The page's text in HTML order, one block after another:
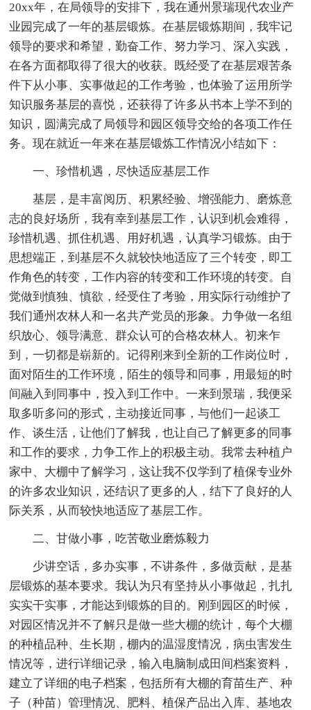
20xx年，在局领导的安排下，我在通州景瑞现代农业产
业园完成了一年的基层锻炼。在基层锻炼期间，我牢记
领导的要求和希望，勤奋工作、努力学习、深入实践，
在各方面都取得了很大的收获。既经受了在基层艰苦条
件下从小事、实事做起的工作考验，也体验了运用所学
知识服务基层的喜悦，还获得了许多从书本上学不到的
知识，圆满完成了局领导和园区领导交给的各项工作任
务。现在就近一年来在基层锻炼工作情况小结如下：
一、珍惜机遇，尽快适应基层工作
基层，是丰富阅历、积累经验、增强能力、磨炼意
志的良好场所，我有幸到基层工作，认识到机会难得，
珍惜机遇、抓住机遇、用好机遇，认真学习锻炼。由于
思想端正，到基层不久就较快地适应了三个转变，即工
作角色的转变，工作内容的转变和工作环境的转变。自
觉做到慎独、慎欲，经受住了考验，用实际行动维护了
我们通州农林人和一名共产党员的形象。力争做一名组
织放心、领导满意、群众认可的合格农林人。初来乍
到，一切都是崭新的。记得刚来到全新的工作岗位时，
面对陌生的工作环境，陌生的领导和同事，用最短的时
间融入到同事中，投入到工作中。一来到景瑞，我便采
取多听多问的形式，主动接近同事，与他们一起谈工
作、谈生活，让他们了解我，也让自己了解更多的同事
和工作的要求，力争工作上的积极主动。我常去种植户
家中、大棚中了解学习，这让我不仅学到了植保专业外
的许多农业知识，还结识了更多的人，结下了良好的人
际关系，从而较快地适应了基层工作。
二、甘做小事，吃苦敬业磨炼毅力
少讲空话，多办实事，不讲条件，多做贡献，是基
层锻炼的基本要求。我认为只有坚持从小事做起，扎扎
实实干实事，才能达到锻炼的目的。刚到园区的时候，
对园区情况并不了解只是做一些大棚的统计，每个大棚
的种植品种、生长期，棚内的温湿度情况，病虫害发生
情况等，进行详细记录，输入电脑制成田间档案资料，
建立了详细的电子档案，包括所有大棚的育苗生产、种
子（种苗）管理情况、肥料、植保产品出入库、基地农